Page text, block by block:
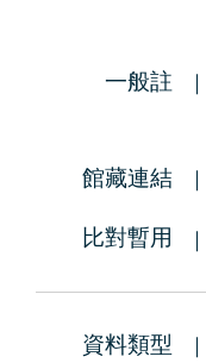
一般註
館藏連結
比對暫用
資料類型